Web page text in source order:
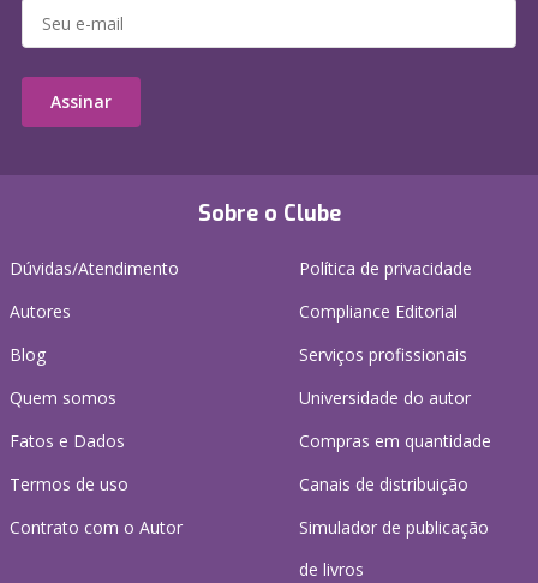
Sobre o Clube
Dúvidas/Atendimento
Autores
Blog
Quem somos
Fatos e Dados
Termos de uso
Contrato com o Autor
Política de privacidade
Compliance Editorial
Serviços profissionais
Universidade do autor
Compras em quantidade
Canais de distribuição
Simulador de publicação
de livros
Assinar